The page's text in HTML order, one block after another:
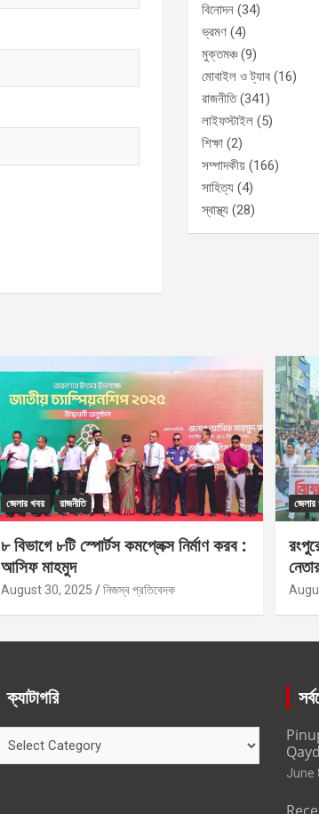
বিনোদন (34)
ভ্রমণ (4)
মুক্তমঞ্চ(9)
মোবাইল ও ট্যাব (16)
রাজনীতি(341)
লাইফস্টাইল (5)
শিক্ষা (2)
সম্পাদকীয় (166)
সাহিত্য (4)
স্বাস্থ্য (28)
জেলার খবর রাজনীতি
৮ বিভাগে ৮টি স্পোর্টস কমপ্লেক্স নির্মাণ করব :
আসিফ মাহমুদ
August 30, 2025 নিজস্ব প্রতিবেদক
জেলার
ক্যাটাগরি
June